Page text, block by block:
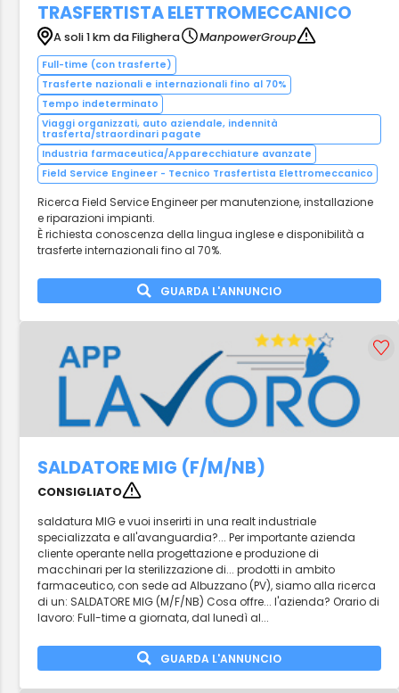
TRASFERTISTA ELETTROMECCANICO
A soli 1 km da Filighera ManpowerGroup
Full-time (con trasferte)
Trasferte nazionali e internazionali fino al 70%
Tempo indeterminato
Viaggi organizzati, auto aziendale, indennità
trasferta/straordinari pagate
Industria farmaceutica/Apparecchiature avanzate
Field Service Engineer - Tecnico Trasfertista Elettromeccanico
Ricerca Field Service Engineer per manutenzione, installazione
e riparazioni impianti.
È richiesta conoscenza della lingua inglese e disponibilità a
trasferte internazionali fino al 70%.
GUARDA L'ANNUNCIO
SALDATORE MIG (F/M/NB)
CONSIGLIATO
saldatura MIG e vuoi inserirti in una realt industriale
specializzata e all'avanguardia?... Per importante azienda
cliente operante nella progettazione e produzione di
macchinari per la sterilizzazione di... prodotti in ambito
farmaceutico, con sede ad Albuzzano (PV), siamo alla ricerca
di un: SALDATORE MIG (M/F/NB) Cosa offre... l'azienda? Orario di
lavoro: Full-time a giornata, dal lunedì al...
GUARDA L'ANNUNCIO